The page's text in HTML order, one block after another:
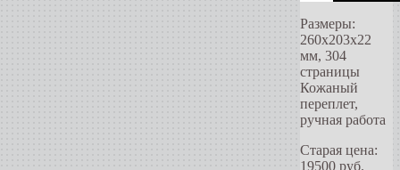
Размеры:
260x203x22
мм, 304
страницы
Кожаный
переплет,
ручная работа
Старая цена:
19500 руб.